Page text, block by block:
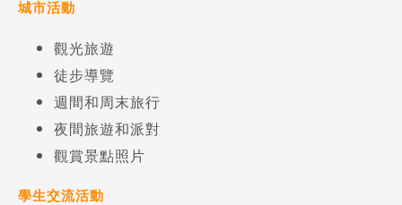
城市活動
觀光旅遊
徒步導覽
週間和周末旅行
夜間旅遊和派對
觀賞景點照片
學生交流活動